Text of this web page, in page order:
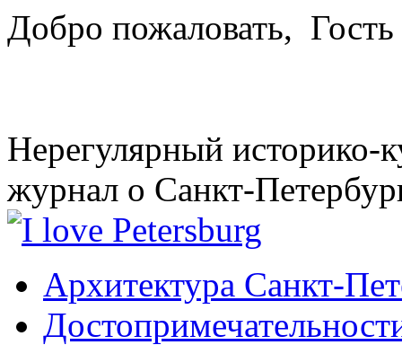
Добро пожаловать, Гость
Нерегулярный историко-
журнал о Санкт-
Архитектура Санкт-